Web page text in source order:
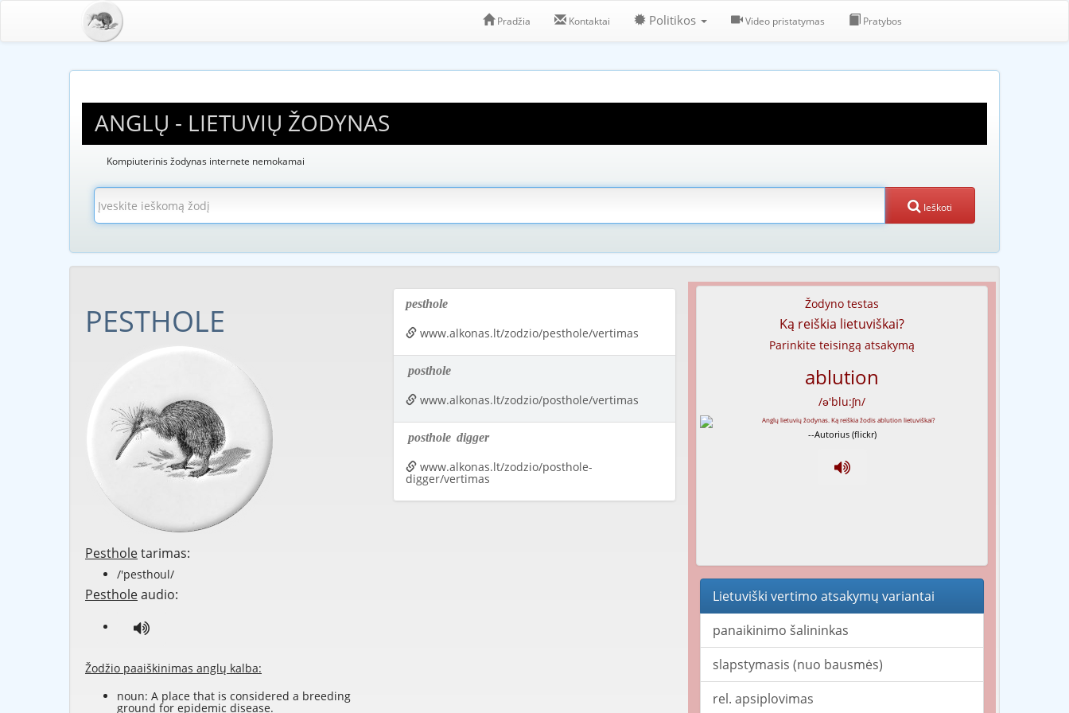
Pradžia Kontaktai Politikos Video pristatymas Pratybos
ANGLŲ - LIETUVIŲ ŽODYNAS
Kompiuterinis žodynas internete nemokamai
Ieškoti
PESTHOLE
Pestholetarimas:
/'pesthoul/
Pestholeaudio:
Žodžio paaiškinimas anglų kalba:
noun: A place that is considered a breeding
ground for epidemic disease.
pesthole
www.alkonas.lt/zodzio/pesthole/vertimas
posthole
www.alkonas.lt/zodzio/posthole/vertimas
posthole digger
www.alkonas.lt/zodzio/posthole-
digger/vertimas
Žodyno testas
Ką reiškia lietuviškai?
Parinkite teisingą atsakymą
ablution
/ə'blu:ʃn/
--Autorius (flickr)
Lietuviški vertimo atsakymų variantai
panaikinimo šalininkas
slapstymasis (nuo bausmės)
rel. apsiplovimas